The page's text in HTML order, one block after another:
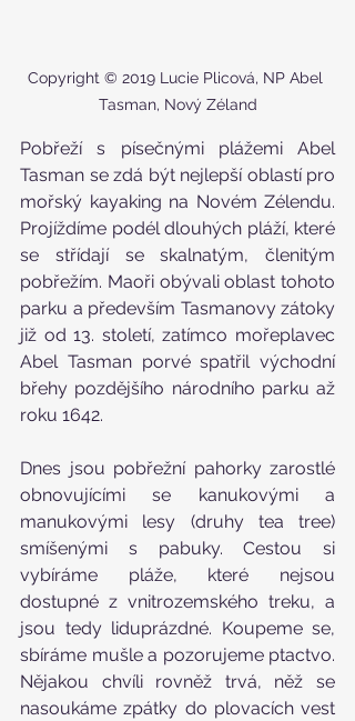
Copyright © 2019 Lucie Plicová, NP Abel
Tasman, Nový Zéland
Pobřeží s písečnými plážemi Abel
Tasman se zdá být nejlepší oblastí pro
mořský kayaking na Novém Zélendu.
Projíždíme podél dlouhých pláží, které
se střídají se skalnatým, členitým
pobřežím. Maoři obývali oblast tohoto
parku a především Tasmanovy zátoky
již od 13. století, zatímco mořeplavec
Abel Tasman porvé spatřil východní
břehy pozdějšího národního parku až
roku 1642.
Dnes jsou pobřežní pahorky zarostlé
obnovujícími se kanukovými a
manukovými lesy (druhy tea tree)
smíšenými s pabuky. Cestou si
vybíráme pláže, které nejsou
dostupné z vnitrozemského treku, a
jsou tedy liduprázdné. Koupeme se,
sbíráme mušle a pozorujeme ptactvo.
Nějakou chvíli rovněž trvá, něž se
nasoukáme zpátky do plovacích vest